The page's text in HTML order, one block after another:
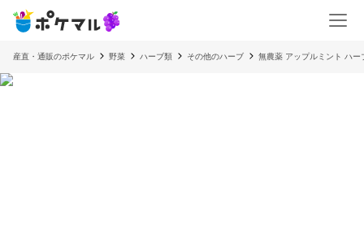
産直・通販のポケマル 野菜 ハーブ類 その他のハーブ 無農薬 アップルミント ハー